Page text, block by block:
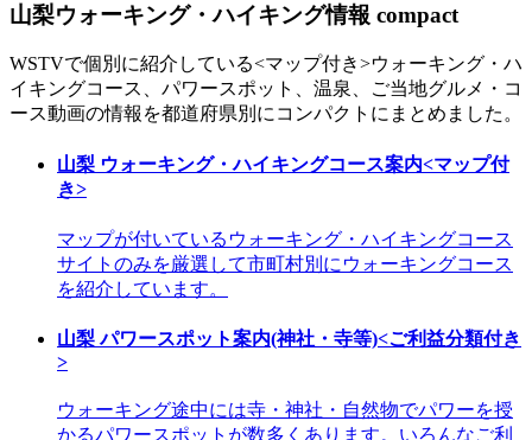
山梨ウォーキング・ハイキング情報 compact
WSTVで個別に紹介している<マップ付き>ウォーキング・ハ
イキングコース、パワースポット、温泉、ご当地グルメ・コ
ース動画の情報を都道府県別にコンパクトにまとめました。
山梨 ウォーキング・ハイキングコース案内<マップ付
き>
マップが付いているウォーキング・ハイキングコース
サイトのみを厳選して市町村別にウォーキングコース
を紹介しています。
山梨 パワースポット案内(神社・寺等)<ご利益分類付き
>
ウォーキング途中には寺・神社・自然物でパワーを授
かるパワースポットが数多くあります。いろんなご利